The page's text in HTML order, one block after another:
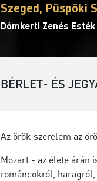
Szeged, Püspöki
Dómkerti Zenés
BÉRLET- ÉS
Az örök szerelem az
Mozart - az élete árán
románcokról,